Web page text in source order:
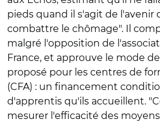
pieds quand il s'agit de l'avenir
combattre le chômage". Il
malgré l'opposition de
France, et approuve le mode
proposé pour les centres de
(CFA) : un financement
d'apprentis qu'ils accueillent.
mesurer l'efficacité des